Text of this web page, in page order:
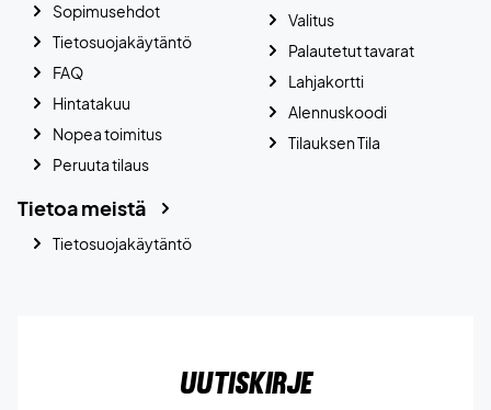
Sopimusehdot
Tietosuojakäytäntö
FAQ
Hintatakuu
Nopea toimitus
Peruuta tilaus
Valitus
Palautetut tavarat
Lahjakortti
Alennuskoodi
Tilauksen Tila
Tietoa meistä
Tietosuojakäytäntö
Uutiskirje